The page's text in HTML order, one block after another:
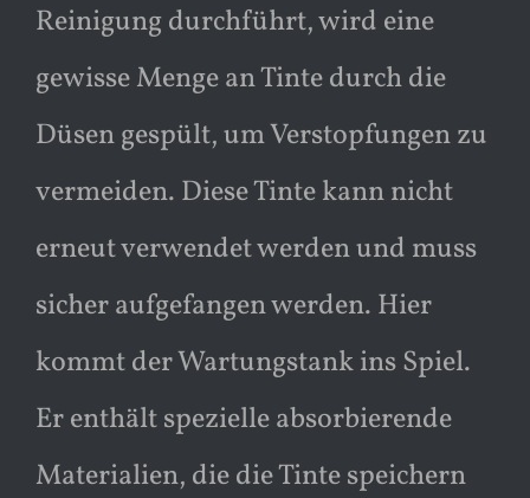
Reinigung durchführt, wird eine
gewisse Menge an Tinte durch die
Düsen gespült, um Verstopfungen zu
vermeiden. Diese Tinte kann nicht
erneut verwendet werden und muss
sicher aufgefangen werden. Hier
kommt der Wartungstank ins Spiel.
Er enthält spezielle absorbierende
Materialien, die die Tinte speichern